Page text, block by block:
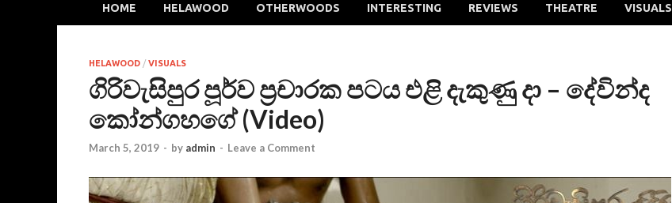
HOME HELAWOOD OTHERWOODS INTERESTING REVIEWS THEATRE VISUALS
HELAWOOD / VISUALS
ගිරිවැසිපුර පූර්ව ප්‍රචාරක පටය එළි දැකුණු දා – දේවින්ද
කෝන්ගහගේ (Video)
March 5, 2019 - by admin - Leave a Comment